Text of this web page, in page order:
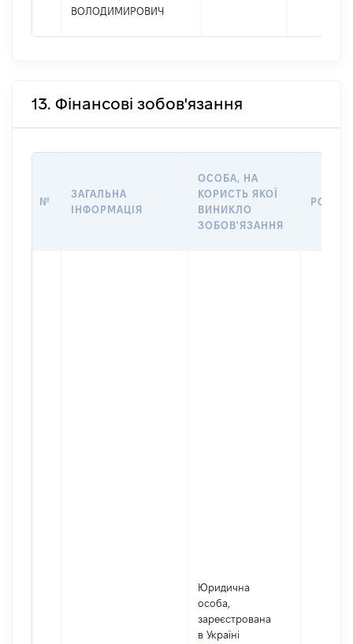
ВОЛОДИМИРОВИЧ
13. Фінансові зобов'язання
№
ЗАГАЛЬНА
ІНФОРМАЦІЯ
ОСОБА, НА
КОРИСТЬ ЯКОЇ
ВИНИКЛО
ЗОБОВ'ЯЗАННЯ
Юридична
особа,
зареєстрована
в Україні